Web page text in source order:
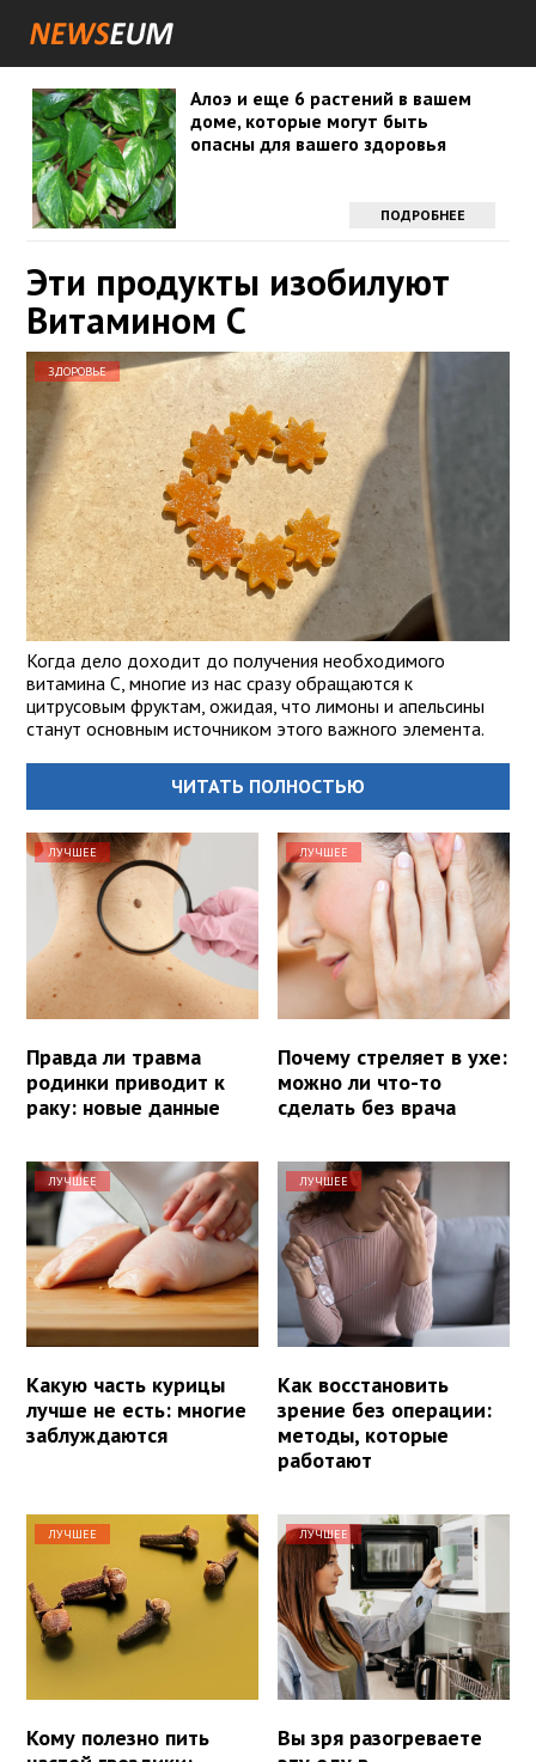
Алоэ и еще 6 растений в вашем
доме, которые могут быть
опасны для вашего здоровья
ПОДРОБНЕЕ
Эти продукты изобилуют
Витамином С
ЗДОРОВЬЕ
Когда дело доходит до получения необходимого
витамина С, многие из нас сразу обращаются к
цитрусовым фруктам, ожидая, что лимоны и апельсины
станут основным источником этого важного элемента.
ЧИТАТЬ ПОЛНОСТЬЮ
ЛУЧШЕЕ
Правда ли травма
родинки приводит к
раку: новые данные
ЛУЧШЕЕ
Почему стреляет в ухе:
можно ли что-то
сделать без врача
ЛУЧШЕЕ
Какую часть курицы
лучше не есть: многие
заблуждаются
ЛУЧШЕЕ
Как восстановить
зрение без операции:
методы, которые
работают
ЛУЧШЕЕ
Кому полезно пить
ЛУЧШЕЕ
Вы зря разогреваете